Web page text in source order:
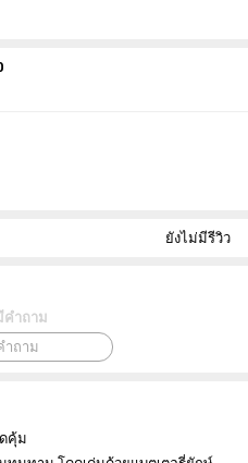
ยังไม่มีรีวิว
คำถาม
ำถาม
คุ้ม